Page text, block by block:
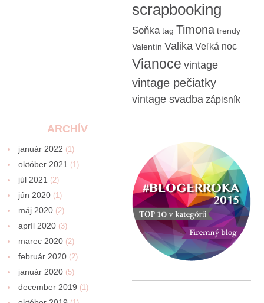
scrapbooking
Soňka tag Timona trendy
Valentín Valika Veľká noc
Vianoce vintage
vintage pečiatky
vintage svadba zápisník
ARCHÍV
január 2022 (1)
október 2021 (1)
júl 2021 (2)
jún 2020 (1)
máj 2020 (2)
apríl 2020 (3)
marec 2020 (2)
február 2020 (2)
január 2020 (5)
december 2019 (1)